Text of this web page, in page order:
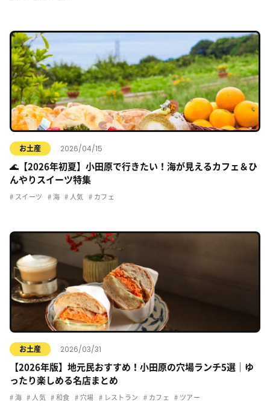
お土産 2026/04/15
🌊【2026年初夏】小田原で行きたい！海が見えるカフェ＆ひ
んやりスイーツ特集
スイーツ 海 人気 カフェ
お土産 2026/03/31
【2026年版】地元民おすすめ！小田原の穴場ランチ5選｜ゆ
ったり楽しめる名店まとめ
海 人気 和食 穴場 レストラン カフェ ツアー